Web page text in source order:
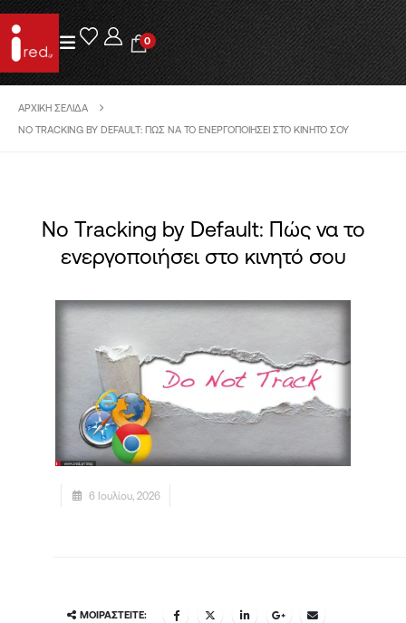
0
ΑΡΧΙΚΉ ΣΕΛΊΔΑ
NO TRACKING BY DEFAULT: ΠΏΣ ΝΑ ΤΟ ΕΝΕΡΓΟΠΟΙΉΣΕΙ ΣΤΟ ΚΙΝΗΤΌ ΣΟΥ
No Tracking by Default: Πώς να το
ενεργοποιήσει στο κινητό σου
6 Ιουλίου, 2026
ΜΟΙΡΑΣΤΕΊΤΕ: